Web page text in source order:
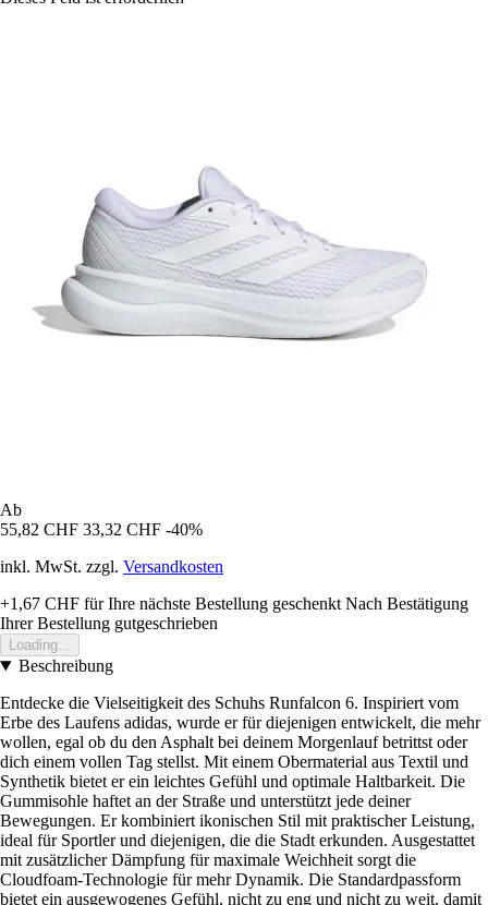
Ab
55,82 CHF 33,32 CHF -40%
inkl. MwSt. zzgl. Versandkosten
+1,67 CHF für Ihre nächste Bestellung geschenkt Nach Bestätigung
Ihrer Bestellung gutgeschrieben
Loading...
Beschreibung
Entdecke die Vielseitigkeit des Schuhs Runfalcon 6. Inspiriert vom
Erbe des Laufens adidas, wurde er für diejenigen entwickelt, die mehr
wollen, egal ob du den Asphalt bei deinem Morgenlauf betrittst oder
dich einem vollen Tag stellst. Mit einem Obermaterial aus Textil und
Synthetik bietet er ein leichtes Gefühl und optimale Haltbarkeit. Die
Gummisohle haftet an der Straße und unterstützt jede deiner
Bewegungen. Er kombiniert ikonischen Stil mit praktischer Leistung,
ideal für Sportler und diejenigen, die die Stadt erkunden. Ausgestattet
mit zusätzlicher Dämpfung für maximale Weichheit sorgt die
Cloudfoam-Technologie für mehr Dynamik. Die Standardpassform
bietet ein ausgewogenes Gefühl, nicht zu eng und nicht zu weit, damit